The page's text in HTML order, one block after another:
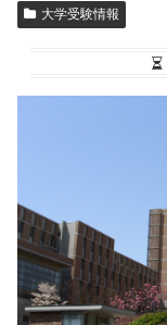
大学受験情報